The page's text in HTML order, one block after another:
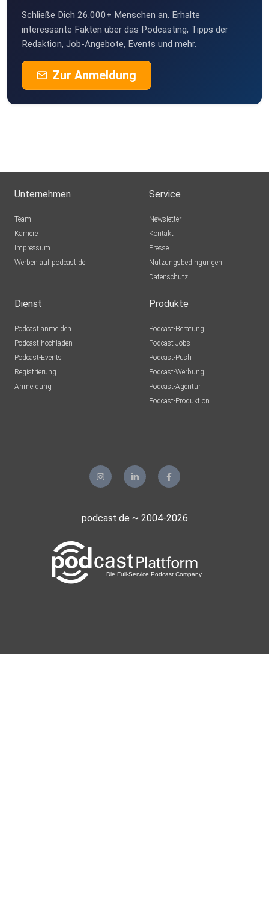
Erfurt
Puddingbrumsel
Barleben
sdexrgbj
draumur
Langenstein
Schließe Dich 26.000+ Menschen an. Erhalte
interessante Fakten über das Podcasting, Tipps der
Redaktion, Job-Angebote, Events und mehr.
Zur Anmeldung
Unternehmen
Team
Karriere
Impressum
Werben auf podcast.de
Service
Newsletter
Kontakt
Presse
Nutzungsbedingungen
Datenschutz
Dienst
Podcast anmelden
Podcast hochladen
Podcast-Events
Registrierung
Anmeldung
Produkte
Podcast-Beratung
Podcast-Jobs
Podcast-Push
Podcast-Werbung
Podcast-Agentur
Podcast-Produktion
podcast.de ~ 2004-2026